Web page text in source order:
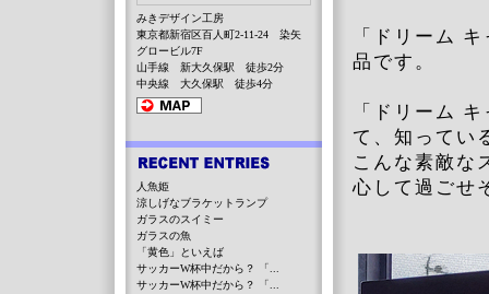
「ドリーム
品です。
「ドリーム
て、知ってい
こんな素敵な
心して過ごせ
みきデザイン工房
東京都新宿区百人町2-11-24 染矢
グロービル7F
山手線 新大久保駅 徒歩2分
中央線 大久保駅 徒歩4分
人魚姫
涼しげなブラケットランプ
ガラスのスイミー
ガラスの魚
「黄色」といえば
サッカーW杯中だから？ 「...
サッカーW杯中だから？ 「...